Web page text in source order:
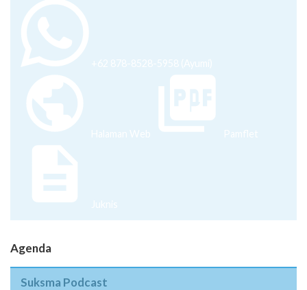
+62 878-8528-5958 (Ayumi)
Halaman Web Pamflet
Juknis
Agenda
Suksma Podcast